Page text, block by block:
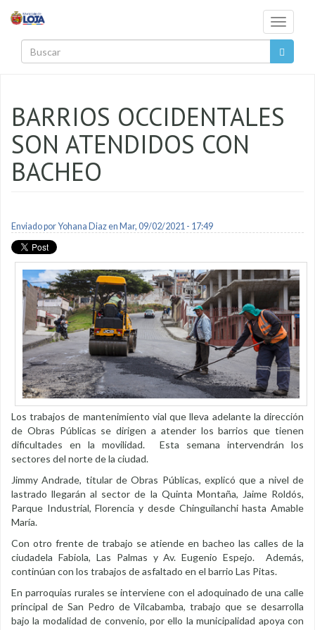
Toggle
BARRIOS OCCIDENTALES
SON ATENDIDOS CON
BACHEO
Enviado porYohana Diazen Mar, 09/02/2021 - 17:49
Los trabajos de mantenimiento vial que lleva adelante la dirección
de Obras Públicas se dirigen a atender los barrios que tienen
dificultades en la movilidad. Esta semana intervendrán los
sectores del norte de la ciudad.
Jimmy Andrade, titular de Obras Públicas, explicó que a nivel de
lastrado llegarán al sector de la Quinta Montaña, Jaime Roldós,
Parque Industrial, Florencia y desde Chinguilanchi hasta Amable
María.
Con otro frente de trabajo se atiende en bacheo las calles de la
ciudadela Fabiola, Las Palmas y Av. Eugenio Espejo. Además,
continúan con los trabajos de asfaltado en el barrio Las Pitas.
En parroquias rurales se interviene con el adoquinado de una calle
principal de San Pedro de Vilcabamba, trabajo que se desarrolla
bajo la modalidad de convenio, por ello la municipalidad apoya con